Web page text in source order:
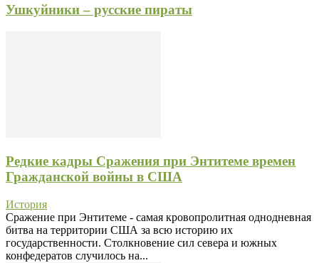
Ушкуйники – русские пираты
Редкие кадры Сражения при Энтитеме времен
Гражданской войны в США
История
Сражение при Энтитеме - самая кровопролитная однодневная
битва на территории США за всю историю их
государственности. Столкновение сил севера и южных
конфедератов случилось на...